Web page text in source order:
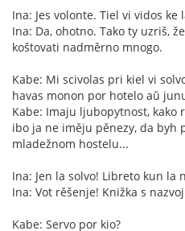
Ina: Jes volonte. Tiel vi vidos
Ina: Da, ohotno. Tako ty uzriš,
koštovati nadměrno mnogo.
Kabe: Mi scivolas pri kiel vi
havas monon por hotelo aŭ
Kabe: Imaju ljubopytnost, kako
ibo ja ne iměju pěnezy, da byh
mladežnom hostelu...
Ina: Jen la solvo! Libreto kun la
Ina: Vot rěšenje! Knižka s
Kabe: Servo por kio?